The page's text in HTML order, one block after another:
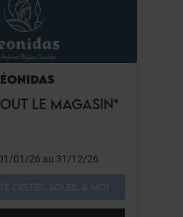
LE MAGASIN*
01/26 au 31/12/26